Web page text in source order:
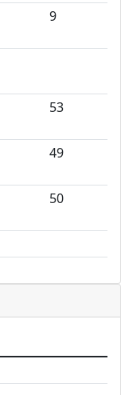
9
53
49
50